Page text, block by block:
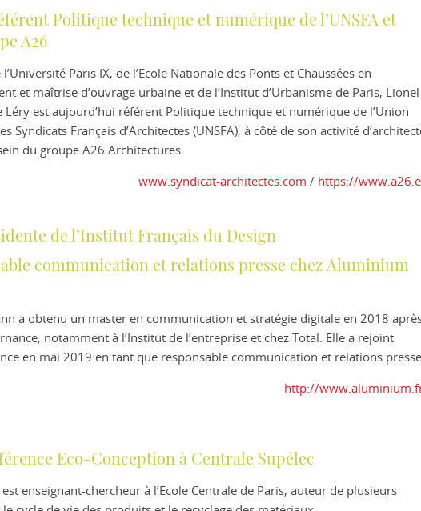
Politique technique et numérique de l’UNSFA et
A26
Paris IX, de l’Ecole Nationale des Ponts et Chaussées en
et maîtrise d’ouvrage urbaine et de l’Institut d’Urbanisme de Paris, Lionel
Léry est aujourd’hui référent Politique technique et numérique de l’Union
Syndicats Français d’Architectes (UNSFA), à côté de son activité
du groupe A26 Architectures.
www.syndicat-architectes.com / https://
de l’Institut Français du Design
communication et relations presse chez Aluminium
a obtenu un master en communication et stratégie digitale en 2018
notamment à l’Institut de l’entreprise et chez Total. Elle a rejoint
en mai 2019 en tant que responsable communication et relations
http://
Eco-Conception à Centrale Supélec
enseignant-chercheur à l’Ecole Centrale de Paris, auteur de plusieurs